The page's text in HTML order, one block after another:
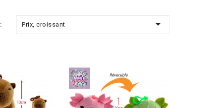
Prix, croissant 